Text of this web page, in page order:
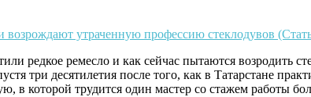
возрождают утраченную профессию стеклодувов
редкое ремесло и как сейчас пытаются возродить
три десятилетия после того, как в Татарстане
в которой трудится один мастер со стажем работы